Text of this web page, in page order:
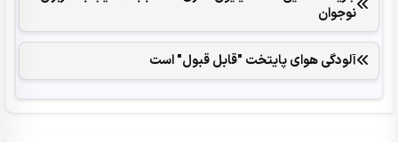
نوجوان
آلودگی هوای پایتخت "قابل قبول" است